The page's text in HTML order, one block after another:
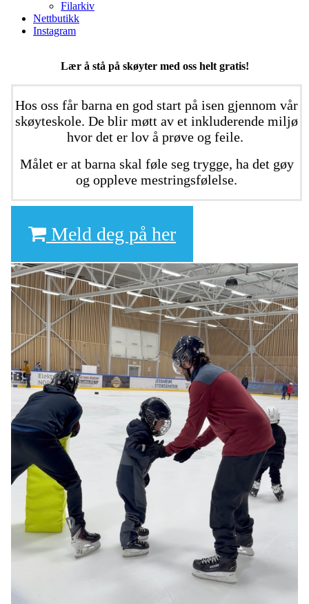
Filarkiv
Nettbutikk
Instagram
Lær å stå på skøyter med oss helt gratis!
Hos oss får barna en god start på isen gjennom vår
skøyteskole. De blir møtt av et inkluderende miljø
hvor det er lov å prøve og feile.
Målet er at barna skal føle seg trygge, ha det gøy
og oppleve mestringsfølelse.
Meld deg på her